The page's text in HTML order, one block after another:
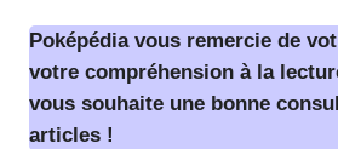
Poképédia vous remercie de
votre compréhension à la
vous souhaite une bonne
articles !